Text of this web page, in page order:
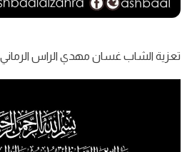
تعزية الشاب غسان مهدي الراس الرماني